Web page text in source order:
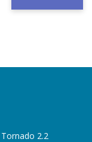
2.2